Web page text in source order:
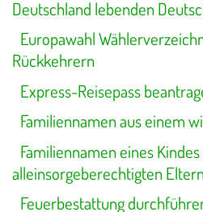
Deutschland lebenden
Europawahl
Rückkehrern
Express-Reisepass
Familiennamen aus einem
Familiennamen eines
alleinsorgeberechtigten
Feuerbestattung